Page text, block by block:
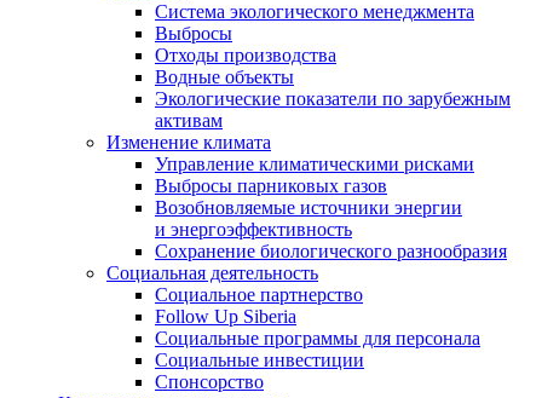
Система экологического менеджмента
Выбросы
Отходы производства
Водные объекты
Экологические показатели по зарубежным
активам
Изменение климата
Управление климатическими рисками
Выбросы парниковых газов
Возобновляемые источники энергии
и энергоэффективность
Сохранение биологического разнообразия
Социальная деятельность
Социальное партнерство
Follow Up Siberia
Социальные программы для персонала
Социальные инвестиции
Спонсорство